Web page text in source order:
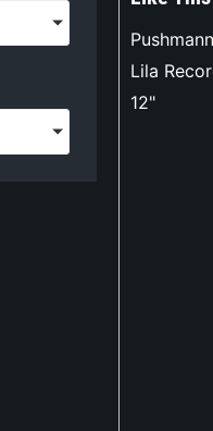
Pushmann
Lila
12"